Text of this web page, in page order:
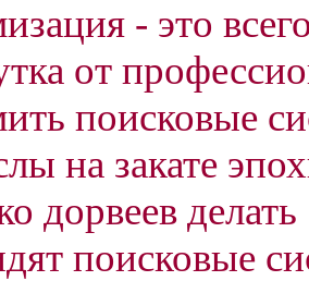
- это
от
поисковые
на закате
дорвеев делать
поисковые